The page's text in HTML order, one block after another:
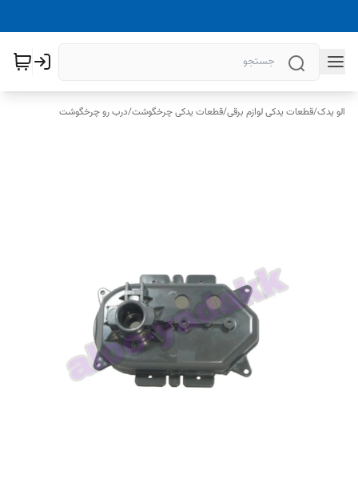
الو یدک/قطعات یدکی لوازم برقی/قطعات یدکی چرخگوشت/درب رو چرخگوشت